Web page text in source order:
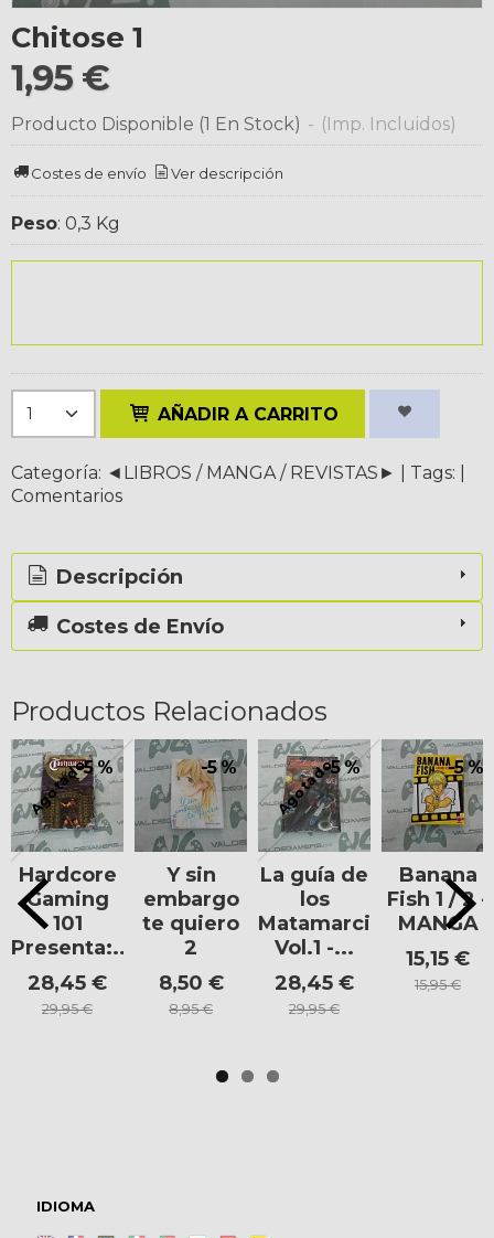
IDIOMA
Chitose 1
1,95 €
Producto Disponible (1 En Stock) - (Imp. Incluidos)
Costes de envío Ver descripción
Peso: 0,3 Kg
AÑADIR A CARRITO
Categoría: ◄LIBROS / MANGA / REVISTAS► Tags:
Comentarios
Descripción
Costes de Envío
Productos Relacionados
Agotado-5 %
Hardcore
Gaming
101
Presenta:...
28,45 €
29,95 €
-5 %
Y sin
embargo
te quiero
2
8,50 €
8,95 €
Agotado-5 %
La guía de
los
Matamarcianos
Vol.1 -...
28,45 €
29,95 €
-5 %
Banana
Fish 1 / 2 -
MANGA
15,15 €
15,95 €